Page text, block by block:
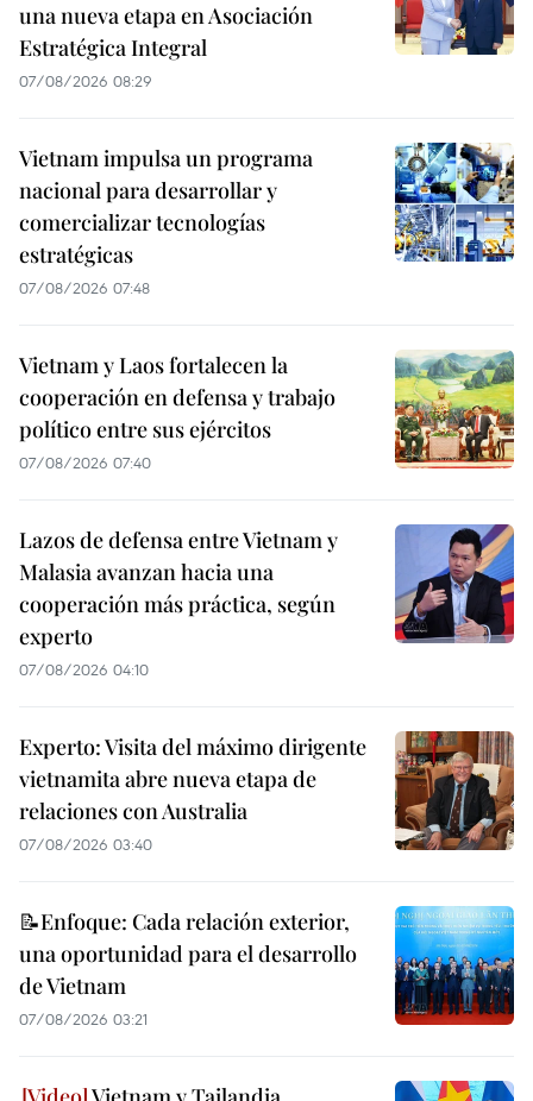
una nueva etapa en Asociación
Estratégica Integral
07/08/2026 08:29
Vietnam impulsa un programa
nacional para desarrollar y
comercializar tecnologías
estratégicas
07/08/2026 07:48
Vietnam y Laos fortalecen la
cooperación en defensa y trabajo
político entre sus ejércitos
07/08/2026 07:40
Lazos de defensa entre Vietnam y
Malasia avanzan hacia una
cooperación más práctica, según
experto
07/08/2026 04:10
Experto: Visita del máximo dirigente
vietnamita abre nueva etapa de
relaciones con Australia
07/08/2026 03:40
📝Enfoque: Cada relación exterior,
una oportunidad para el desarrollo
de Vietnam
07/08/2026 03:21